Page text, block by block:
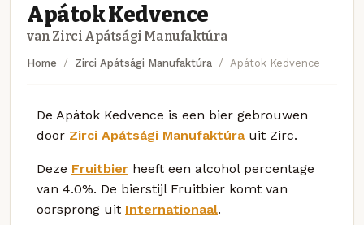
Apátok Kedvence
van Zirci Apátsági Manufaktúra
Home Zirci Apátsági Manufaktúra Apátok Kedvence
De Apátok Kedvence is een bier gebrouwen
door Zirci Apátsági Manufaktúrauit Zirc.
Deze Fruitbier heeft een alcohol percentage
van 4.0%. De bierstijl Fruitbier komt van
oorsprong uit Internationaal.